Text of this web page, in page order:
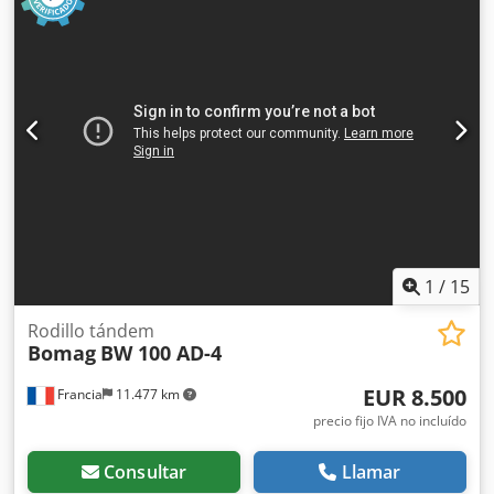
Ofrecemos herramientas y recursos útiles para todos los
1 / 15
Francia 11.477 km
Rodillo tándem
Bomag BW 100 AD-4
EUR 8.500
precio fijo IVA no incluído
Consultar Llamar